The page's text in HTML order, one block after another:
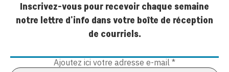
Inscrivez-vous pour recevoir chaque semaine
notre lettre d'info dans votre boîte de réception
de courriels.
Ajoutez ici votre adresse e-mail *